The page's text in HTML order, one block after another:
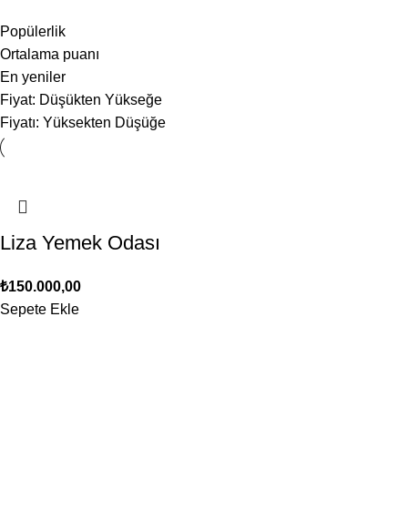
Popülerlik
Ortalama puanı
En yeniler
Fiyat: Düşükten Yükseğe
Fiyatı: Yüksekten Düşüğe
Liza Yemek Odası
₺150.000,00
Sepete Ekle